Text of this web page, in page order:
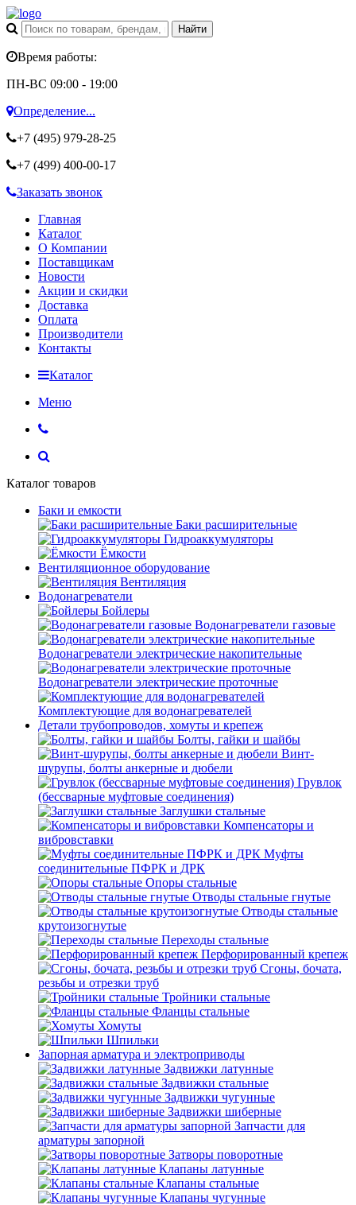
Время работы:
ПН-ВС 09:00 - 19:00
Определение...
+7 (495) 979-28-25
+7 (499) 400-00-17
Заказать звонок
Главная
Каталог
О Компании
Поставщикам
Новости
Акции и скидки
Доставка
Оплата
Производители
Контакты
Каталог
Меню
Каталог товаров
Баки и емкости
Баки расширительные
Гидроаккумуляторы
Ёмкости
Вентиляционное оборудование
Вентиляция
Водонагреватели
Бойлеры
Водонагреватели газовые
Водонагреватели электрические накопительные
Водонагреватели электрические проточные
Комплектующие для водонагревателей
Детали трубопроводов, хомуты и крепеж
Болты, гайки и шайбы
Винт-
шурупы, болты анкерные и дюбели
Грувлок
(бессварные муфтовые соединения)
Заглушки стальные
Компенсаторы и
вибровставки
Муфты
соединительные ПФРК и ДРК
Опоры стальные
Отводы стальные гнутые
Отводы стальные
крутоизогнутые
Переходы стальные
Перфорированный крепеж
Сгоны, бочата,
резьбы и отрезки труб
Тройники стальные
Фланцы стальные
Хомуты
Шпильки
Запорная арматура и электроприводы
Задвижки латунные
Задвижки стальные
Задвижки чугунные
Задвижки шиберные
Запчасти для
арматуры запорной
Затворы поворотные
Клапаны латунные
Клапаны стальные
Клапаны чугунные